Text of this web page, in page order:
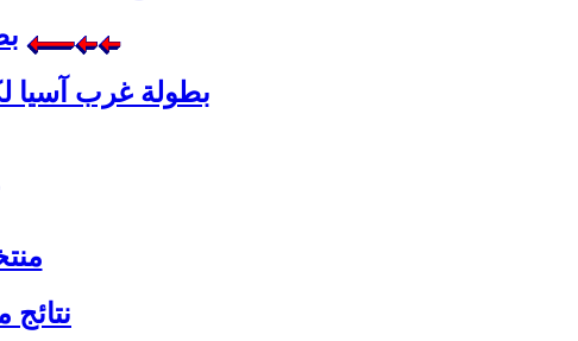
بطولة غرب آسيا
نتائج